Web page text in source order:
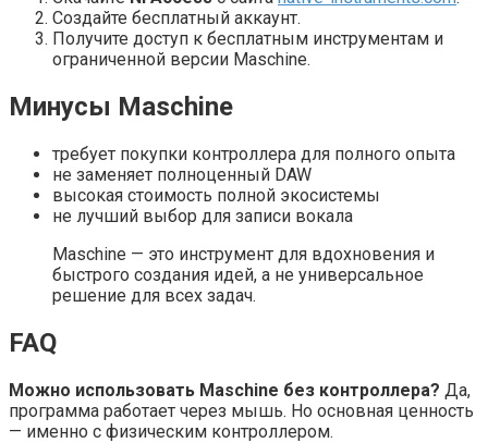
Создайте бесплатный аккаунт.
Получите доступ к бесплатным инструментам и
ограниченной версии Maschine.
Минусы Maschine
требует покупки контроллера для полного опыта
не заменяет полноценный DAW
высокая стоимость полной экосистемы
не лучший выбор для записи вокала
Maschine — это инструмент для вдохновения и
быстрого создания идей, а не универсальное
решение для всех задач.
FAQ
Можно использовать Maschine без контроллера? Да,
программа работает через мышь. Но основная ценность
— именно с физическим контроллером.